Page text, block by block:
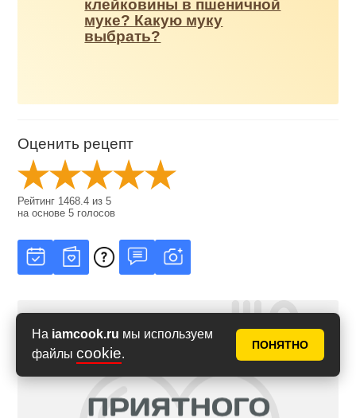
На iamcook.ru мы используем
файлы cookie.
ПОНЯТНО
клейковины в пшеничной
муке? Какую муку
выбрать?
Оценить рецепт
Рейтинг 1468.4 из5
на основе5 голосов